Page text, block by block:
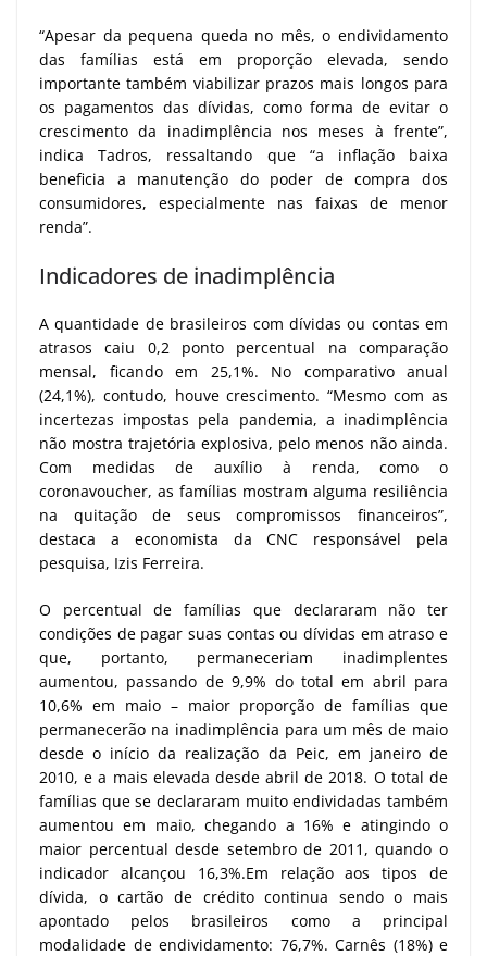
“Apesar da pequena queda no mês, o endividamento
das famílias está em proporção elevada, sendo
importante também viabilizar prazos mais longos para
os pagamentos das dívidas, como forma de evitar o
crescimento da inadimplência nos meses à frente”,
indica Tadros, ressaltando que “a inflação baixa
beneficia a manutenção do poder de compra dos
consumidores, especialmente nas faixas de menor
renda”.
Indicadores de inadimplência
A quantidade de brasileiros com dívidas ou contas em
atrasos caiu 0,2 ponto percentual na comparação
mensal, ficando em 25,1%. No comparativo anual
(24,1%), contudo, houve crescimento. “Mesmo com as
incertezas impostas pela pandemia, a inadimplência
não mostra trajetória explosiva, pelo menos não ainda.
Com medidas de auxílio à renda, como o
coronavoucher, as famílias mostram alguma resiliência
na quitação de seus compromissos financeiros”,
destaca a economista da CNC responsável pela
pesquisa, Izis Ferreira.
O percentual de famílias que declararam não ter
condições de pagar suas contas ou dívidas em atraso e
que, portanto, permaneceriam inadimplentes
aumentou, passando de 9,9% do total em abril para
10,6% em maio – maior proporção de famílias que
permanecerão na inadimplência para um mês de maio
desde o início da realização da Peic, em janeiro de
2010, e a mais elevada desde abril de 2018. O total de
famílias que se declararam muito endividadas também
aumentou em maio, chegando a 16% e atingindo o
maior percentual desde setembro de 2011, quando o
indicador alcançou 16,3%.Em relação aos tipos de
dívida, o cartão de crédito continua sendo o mais
apontado pelos brasileiros como a principal
modalidade de endividamento: 76,7%. Carnês (18%) e